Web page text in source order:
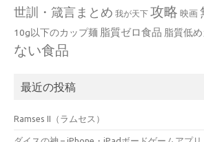
世訓・箴言まとめ 我が天下 攻略 映画
10g以下のカップ麺 脂質ゼロ食品 脂質低
ない食品
最近の投稿
Ramses II（ラムセス）